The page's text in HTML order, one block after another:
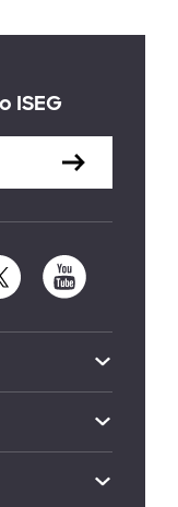
ISEG